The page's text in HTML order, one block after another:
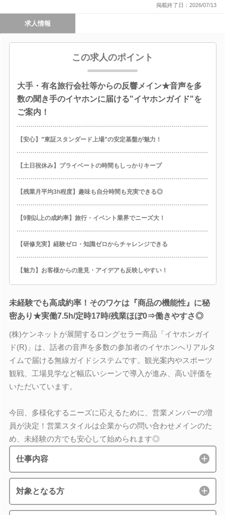
掲載終了日：2026/07/13
求人情報
この求人のポイント
大手・有名旅行会社等からの反響メイン★音声を多
数の聞き手のイヤホンに届ける"イヤホンガイド"を
ご案内！
【安心】”東証スタンダード上場”の安定基盤が魅力！
【土日祝休み】プライベートの時間もしっかりキープ
【残業月平均3h程度】趣味も自分時間も充実できる◎
【9割以上の成約率】旅行・イベント業界でニーズ大！
【研修充実】経験ゼロ・知識ゼロからチャレンジできる
【魅力】お客様からの意見・アイデアも反映しやすい！
未経験でも高成約率！そのワケは『商品の機能性』に秘
密あり★実働7.5h/定時17時/残業ほぼ0⇒働きやすさ◎
(株)ケンネットが展開するロングセラー商品「イヤホンガイ
ド(R)」は、話者の音声を多数の参加者のイヤホンへリアルタ
イムで届ける無線ガイドシステムです。観光案内やスポーツ
観戦、工場見学など幅広いシーンで導入が進み、高い評価を
いただいています。
今回、多様化するニーズに応えるために、営業メンバーの増
員が決定！営業スタイルは企業からの問い合わせメインのた
め、未経験の方でも安心して始められます◎
仕事内容
対象となる方